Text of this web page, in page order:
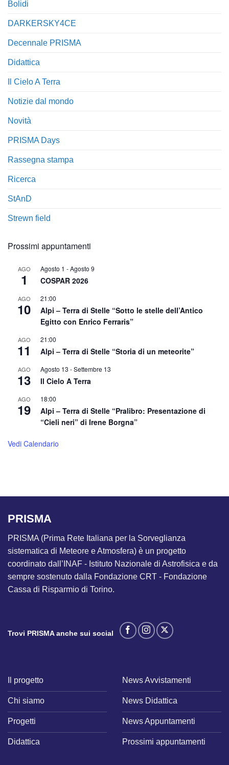
Bolidi
DARKERSKY4CE
Decennale PRISMA
Didattica
Il Cielo A Terra
Notizie dal mondo
Novità
PRISMA Days
Rassegna stampa
Ricerca
StAnD
Strewn field
Prossimi appuntamenti
AGO
1
Agosto 1 -Agosto 9
COSPAR 2026
AGO
10
21:00
Alpi – Terra di Stelle “Sotto le stelle dell’Antico
Egitto con Enrico Ferraris”
AGO
11
21:00
Alpi – Terra di Stelle “Storia di un meteorite”
AGO
13
Agosto 13 -Settembre 13
Il Cielo A Terra
AGO
19
18:00
Alpi – Terra di Stelle “Pralibro: Presentazione di
“Cieli neri” di Irene Borgna”
Vedi Calendario
PRISMA
PRISMA (Prima Rete Italiana per la Sorveglianza
sistematica di Meteore e Atmosfera) è un progetto
coordinato dall’INAF - Istituto Nazionale di Astrofisica e da
sempre sostenuto dalla Fondazione CRT - Fondazione
Cassa di Risparmio di Torino.
Trovi PRISMA anche sui social
Il progetto
Chi siamo
Progetti
Didattica
News Avvistamenti
News Didattica
News Appuntamenti
Prossimi appuntamenti